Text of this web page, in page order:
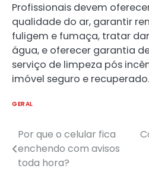
Profissionais devem
qualidade do ar, garantir
fuligem e fumaça, tratar
água, e oferecer garantia
serviço de limpeza pós
imóvel seguro e recuperado.
GERAL
Navegação
de
Por que o celular fica
enchendo com avisos
toda hora?